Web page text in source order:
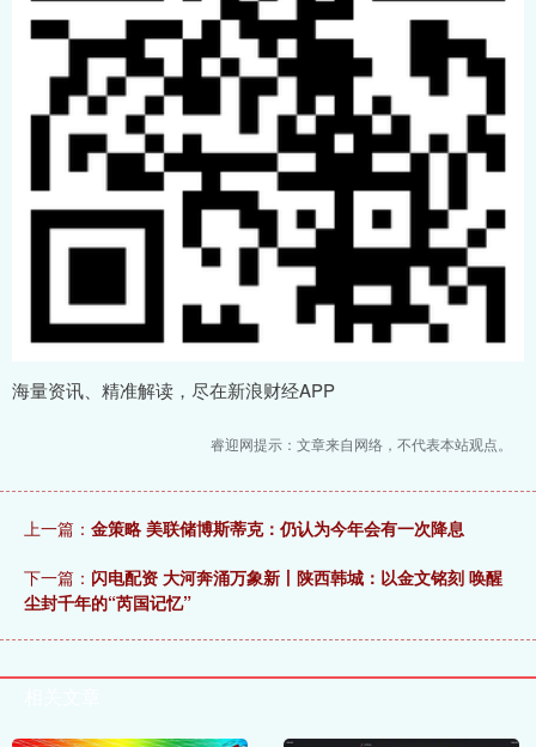
海量资讯、精准解读，尽在新浪财经APP
睿迎网提示：文章来自网络，不代表本站观点。
上一篇： 金策略 美联储博斯蒂克：仍认为今年会有一次降息
下一篇： 闪电配资 大河奔涌万象新丨陕西韩城：以金文铭刻 唤醒
尘封千年的“芮国记忆”